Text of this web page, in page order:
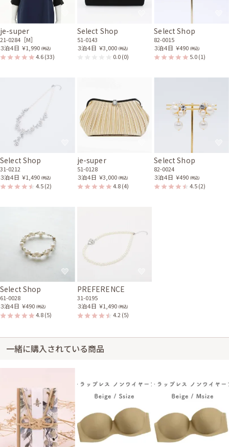
je-super
21-0284［M］
３泊４日 ￥1,990 (税込)
4.6(33)
Select Shop
51-0143
３泊４日 ￥3,000 (税込)
0.0(0)
Select Shop
82-0015
３泊４日 ￥490 (税込)
5.0(1)
Select Shop
31-0212
３泊４日 ￥1,490 (税込)
4.5(2)
je-super
51-0128
３泊４日 ￥3,000 (税込)
4.8(4)
Select Shop
82-0024
３泊４日 ￥490 (税込)
4.5(2)
Select Shop
61-0028
３泊４日 ￥490 (税込)
4.8(5)
PREFERENCE
31-0195
３泊４日 ￥1,490 (税込)
4.2(5)
一緒に購入されている商品